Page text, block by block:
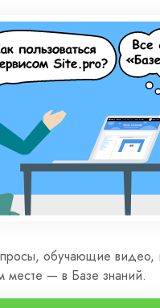
обучающие видео,
месте — в Базе знаний.